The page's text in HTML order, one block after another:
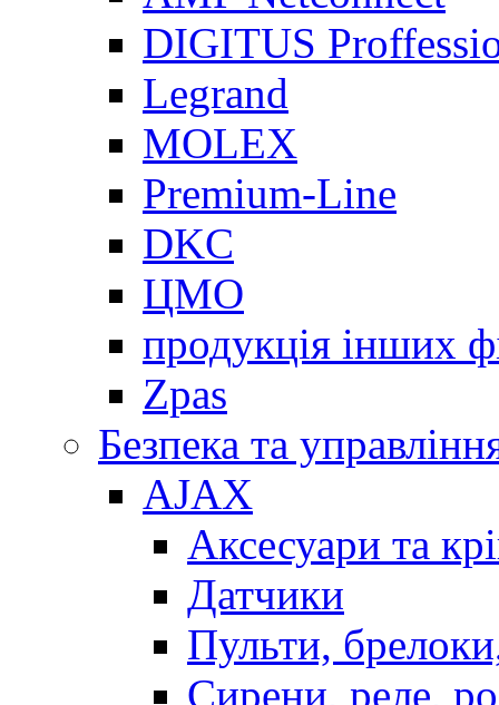
DIGITUS
Legrand
MOLEX
Premium-Line
DKC
ЦМО
продукція інших
Zpas
Безпека та
AJAX
Аксесуари та
Датчики
Пульти,
Сирени, реле,